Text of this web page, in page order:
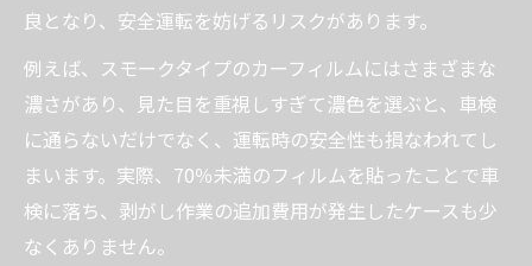
良となり、安全運転を妨げるリスクがあります。
例えば、スモークタイプのカーフィルムにはさまざまな
濃さがあり、見た目を重視しすぎて濃色を選ぶと、車検
に通らないだけでなく、運転時の安全性も損なわれてし
まいます。実際、70％未満のフィルムを貼ったことで車
検に落ち、剥がし作業の追加費用が発生したケースも少
なくありません。